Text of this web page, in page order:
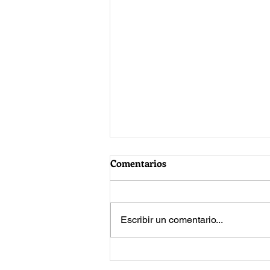
Jared Leto vuelve a enfrentar
Comentarios
Escribir un comentario...